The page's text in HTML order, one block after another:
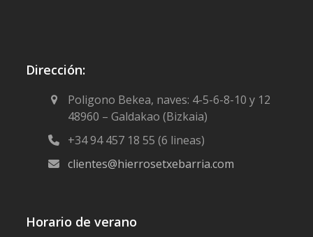
Dirección:
Poligono Bekea, naves: 4-5-6-8-10 y 12
48960 – Galdakao (Bizkaia)
+34 94 457 18 55 (6 lineas)
clientes@hierrosetxebarria.com
Horario de verano